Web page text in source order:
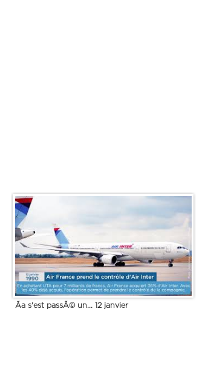
Ãa s'est passÃ© un... 12 janvier